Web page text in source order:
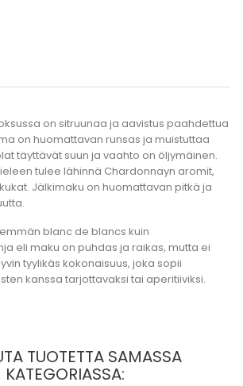
on sitruunaa ja aavistus paahdettua
on huomattavan runsas ja muistuttaa
täyttävät suun ja vaahto on öljymäinen.
tulee lähinnä Chardonnayn aromit,
Jälkimaku on huomattavan pitkä ja
blanc de blancs kuin
eli maku on puhdas ja raikas, mutta ei
tyylikäs kokonaisuus, joka sopii
kanssa tarjottavaksi tai aperitiiviksi.
TUOTETTA SAMASSA
KATEGORIASSA: